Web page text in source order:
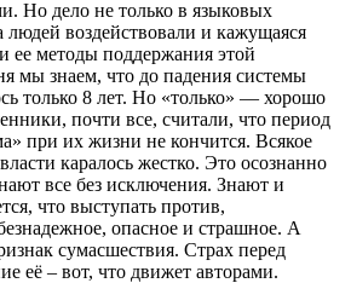
Но дело не только в языковых
воздействовали и кажущаяся
ее методы поддержания этой
мы знаем, что до падения системы
только 8 лет. Но «только» — хорошо
почти все, считали, что период
при их жизни не кончится. Всякое
каралось жестко. Это осознанно
все без исключения. Знают и
что выступать против,
опасное и страшное. А
сумасшествия. Страх перед
её – вот, что движет авторами.